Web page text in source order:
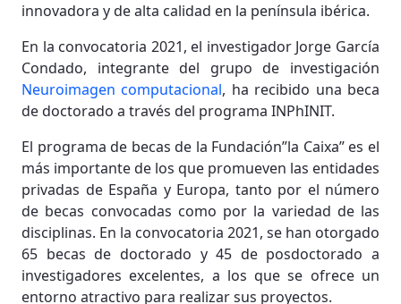
innovadora y de alta calidad en la península ibérica.
En la convocatoria 2021, el investigador Jorge García
Condado, integrante del grupo de investigación
Neuroimagen computacional, ha recibido una beca
de doctorado a través del programa INPhINIT.
El programa de becas de la Fundación”la Caixa” es el
más importante de los que promueven las entidades
privadas de España y Europa, tanto por el número
de becas convocadas como por la variedad de las
disciplinas. En la convocatoria 2021, se han otorgado
65 becas de doctorado y 45 de posdoctorado a
investigadores excelentes, a los que se ofrece un
entorno atractivo para realizar sus proyectos.